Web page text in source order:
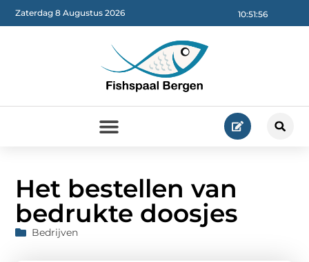
10:51:57
Zaterdag 8 Augustus 2026
Het bestellen van
bedrukte doosjes
Bedrijven